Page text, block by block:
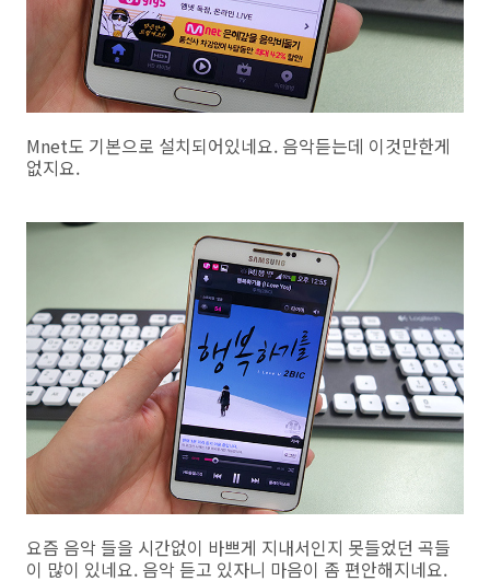
Mnet도 기본으로 설치되어있네요. 음악듣는데 이것만한게
없지요.
요즘 음악 들을 시간없이 바쁘게 지내서인지 못들었던 곡들
이 많이 있네요. 음악 듣고 있자니 마음이 좀 편안해지네요.